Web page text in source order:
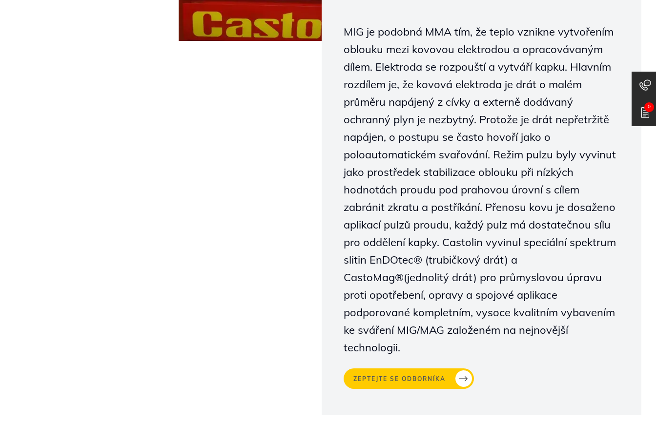
0
MIG je podobná MMA tím, že teplo vznikne vytvořením
oblouku mezi kovovou elektrodou a opracovávaným
dílem. Elektroda se rozpouští a vytváří kapku. Hlavním
rozdílem je, že kovová elektroda je drát o malém
průměru napájený z cívky a externě dodávaný
ochranný plyn je nezbytný. Protože je drát nepřetržitě
napájen, o postupu se často hovoří jako o
poloautomatickém svařování. Režim pulzu byly vyvinut
jako prostředek stabilizace oblouku při nízkých
hodnotách proudu pod prahovou úrovní s cílem
zabránit zkratu a postříkání. Přenosu kovu je dosaženo
aplikací pulzů proudu, každý pulz má dostatečnou sílu
pro oddělení kapky. Castolin vyvinul speciální spektrum
slitin EnDOtec® (trubičkový drát) a
CastoMag®(jednolitý drát) pro průmyslovou úpravu
proti opotřebení, opravy a spojové aplikace
podporované kompletním, vysoce kvalitním vybavením
ke sváření MIG/MAG založeném na nejnovější
technologii.
ZEPTEJTE SE ODBORNÍKA